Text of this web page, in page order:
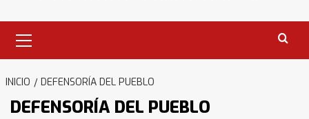
primario
INICIO DEFENSORÍA DEL PUEBLO
DEFENSORÍA DEL PUEBLO